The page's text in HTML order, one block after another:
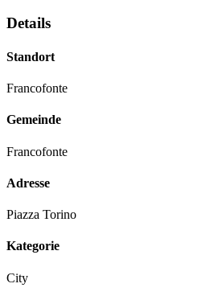
Details
Standort
Francofonte
Gemeinde
Francofonte
Adresse
Piazza Torino
Kategorie
City